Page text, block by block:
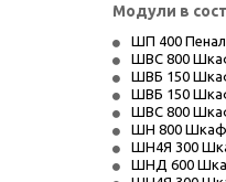
Модули в
ШП 400 Пенал
ШВС 800
ШВБ 150
ШВБ 150
ШВС 800
ШН 800 Шкаф
ШН4Я 300
ШНД 600